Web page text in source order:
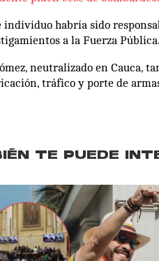
habría sido
a la Fuerza Pública.
neutralizado en Cauca,
tráfico y porte de
TE PUEDE